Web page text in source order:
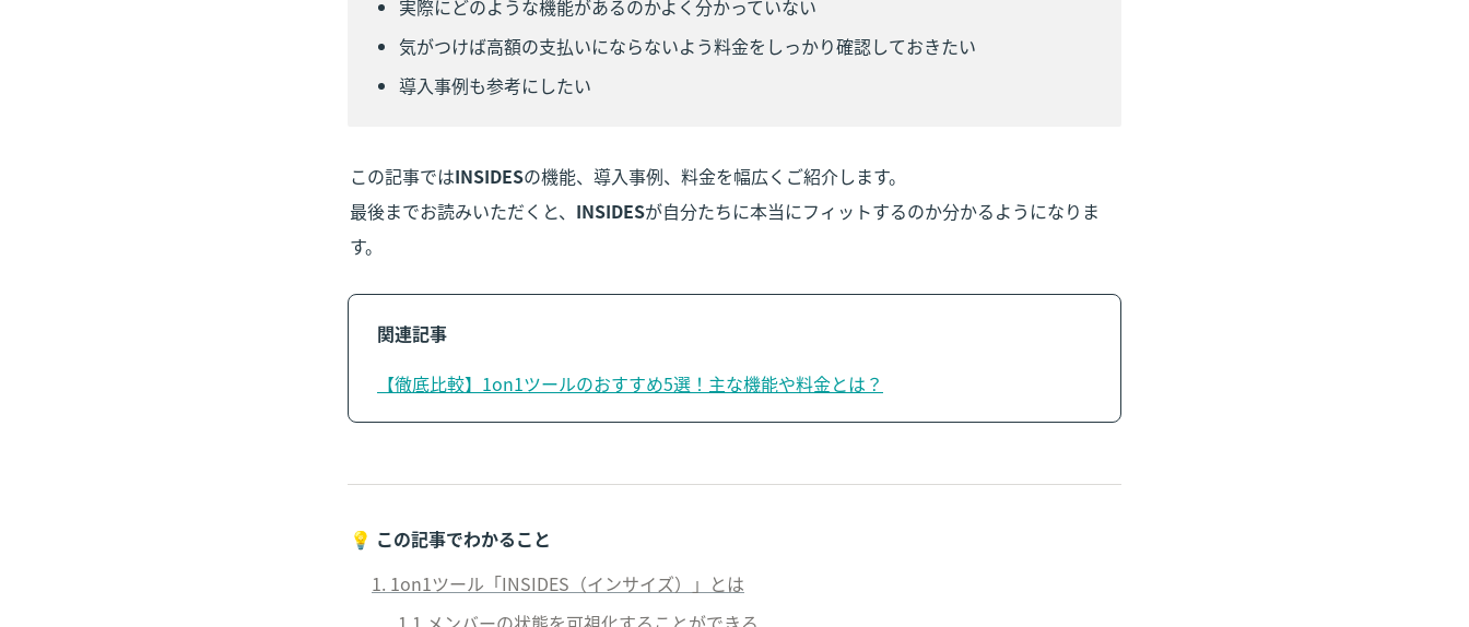
実際にどのような機能があるのかよく分かっていない
気がつけば高額の支払いにならないよう料金をしっかり確認しておきたい
導入事例も参考にしたい
この記事ではINSIDESの機能、導入事例、料金を幅広くご紹介します。
最後までお読みいただくと、 INSIDESが自分たちに本当にフィットするのか分かるようになりま
す。
関連記事
【徹底比較】1on1ツールのおすすめ5選！主な機能や料金とは？
💡 この記事でわかること
1. 1on1ツール「INSIDES（インサイズ）」とは